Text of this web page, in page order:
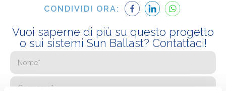
CONDIVIDI ORA:
Vuoi saperne di più su questo progetto
o sui sistemi Sun Ballast? Contattaci!